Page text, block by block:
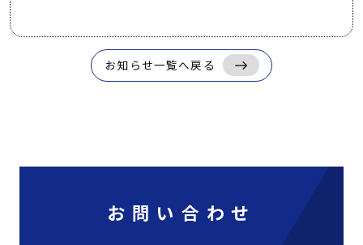
お知らせ一覧へ戻る
お問い合わせ